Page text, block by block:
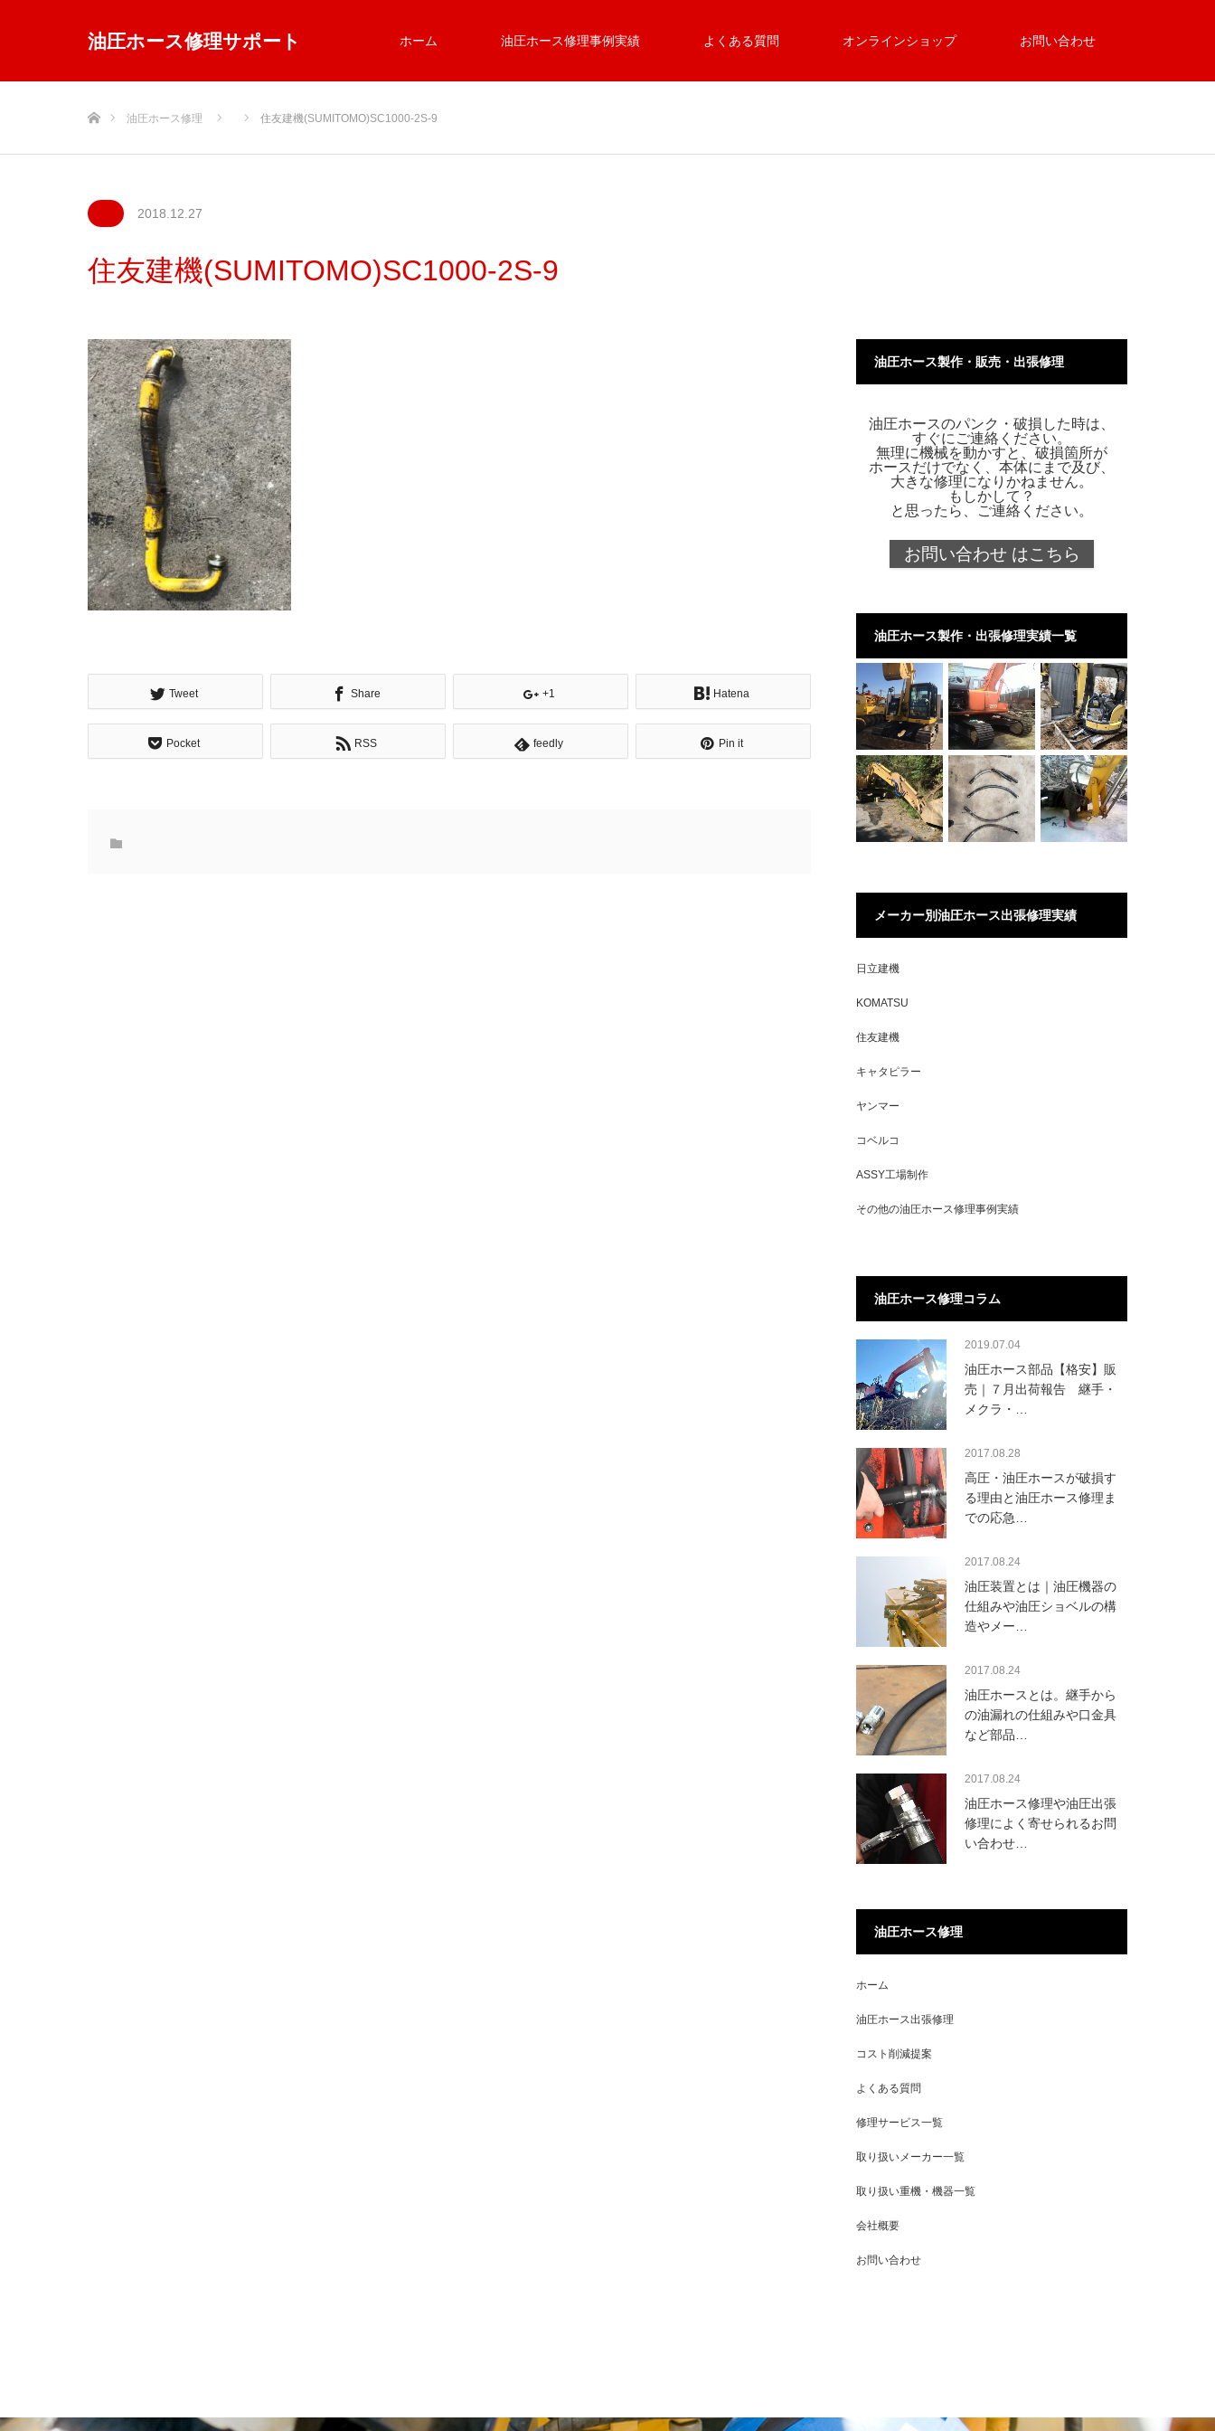
油圧ホース修理サポート ホーム 油圧ホース修理事例実績 よくある質問 オンラインショップ お問い合わせ
油圧ホース修理 住友建機(SUMITOMO)SC1000-2S-9
2018.12.27
住友建機(SUMITOMO)SC1000-2S-9
Tweet Share +1 Hatena
Pocket RSS feedly Pin it
油圧ホース製作・販売・出張修理
油圧ホースのパンク・破損した時は、
すぐにご連絡ください。
無理に機械を動かすと、破損箇所が
ホースだけでなく、本体にまで及び、
大きな修理になりかねません。
もしかして？
と思ったら、ご連絡ください。
お問い合わせ はこちら
油圧ホース製作・出張修理実績一覧
メーカー別油圧ホース出張修理実績
日立建機
KOMATSU
住友建機
キャタピラー
ヤンマー
コベルコ
ASSY工場制作
その他の油圧ホース修理事例実績
油圧ホース修理コラム
2019.07.04
油圧ホース部品【格安】販
売｜７月出荷報告 継手・
メクラ・…
2017.08.28
高圧・油圧ホースが破損す
る理由と油圧ホース修理ま
での応急…
2017.08.24
油圧装置とは｜油圧機器の
仕組みや油圧ショベルの構
造やメー…
2017.08.24
油圧ホースとは。継手から
の油漏れの仕組みや口金具
など部品…
2017.08.24
油圧ホース修理や油圧出張
修理によく寄せられるお問
い合わせ…
油圧ホース修理
ホーム
油圧ホース出張修理
コスト削減提案
よくある質問
修理サービス一覧
取り扱いメーカー一覧
取り扱い重機・機器一覧
会社概要
お問い合わせ